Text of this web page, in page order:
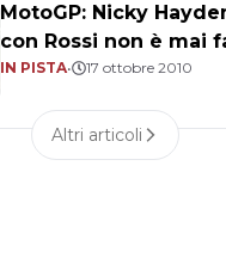
MotoGP: Nicky
con Rossi non è mai
IN PISTA• 17 ottobre 2010
Altri articoli